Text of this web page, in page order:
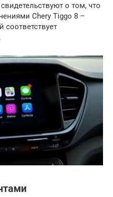
о том, что
Chery Tiggo 8 –
соответствует